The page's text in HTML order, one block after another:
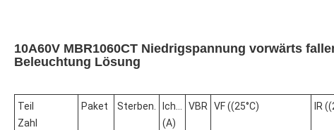
10A60V MBR1060CT Niedrigspannung vorwärts
Beleuchtung Lösung
Teil
Zahl
Paket Sterben.
Ich...
(A)
VBR VF ((25°C) IR